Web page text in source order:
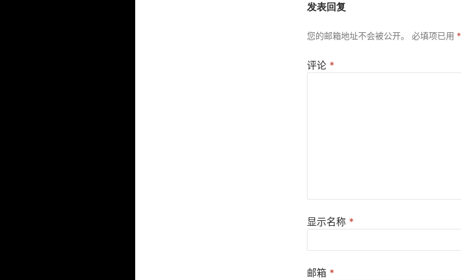
发表回复
您的邮箱地址不会被公开。 必填项已用 *
评论 *
显示名称 *
邮箱 *